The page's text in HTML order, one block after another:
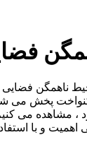
ناهمگن
پخش می
مشاهده می
و با